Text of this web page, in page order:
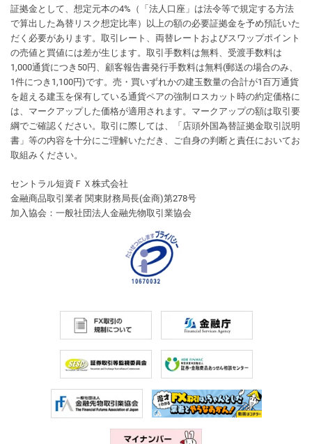
証拠金として、想定元本の4%（「法人口座」は法令等で規定する方法
で算出した為替リスク想定比率）以上の額の必要証拠金を予め預託いた
だく必要があります。取引レート、両替レートおよびスワップポイント
の売値と買値には差が生じます。取引手数料は無料、受渡手数料は
1,000通貨につき50円、顧客報告書発行手数料は無料(郵送の場合のみ、
1件につき1,100円)です。売・買いずれかの建玉数量の合計が1百万通貨
を超える建玉を保有している通貨ペアの強制ロスカット時の約定価格に
は、マークアップした価格が適用されます。マークアップの額は取引要
綱でご確認ください。取引に際しては、「店頭外国為替証拠金取引説明
書」等の内容を十分にご理解いただき、ご自身の判断と責任においてお
取組みください。
セントラル短資ＦＸ株式会社
金融商品取引業者 関東財務局長(金商)第278号
加入協会：一般社団法人金融先物取引業協会